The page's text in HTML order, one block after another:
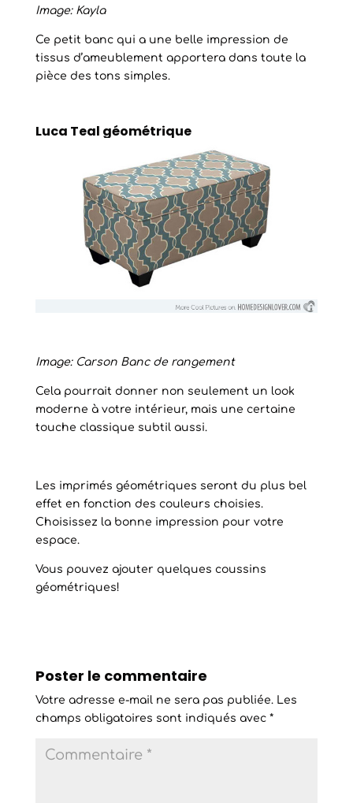
Image: Kayla
Ce petit banc qui a une belle impression de
tissus d’ameublement apportera dans toute la
pièce des tons simples.
Luca Teal géométrique
Image: Carson Banc de rangement
Cela pourrait donner non seulement un look
moderne à votre intérieur, mais une certaine
touche classique subtil aussi.
Les imprimés géométriques seront du plus bel
effet en fonction des couleurs choisies.
Choisissez la bonne impression pour votre
espace.
Vous pouvez ajouter quelques coussins
géométriques!
Poster le commentaire
Votre adresse e-mail ne sera pas publiée. Les
champs obligatoires sont indiqués avec *